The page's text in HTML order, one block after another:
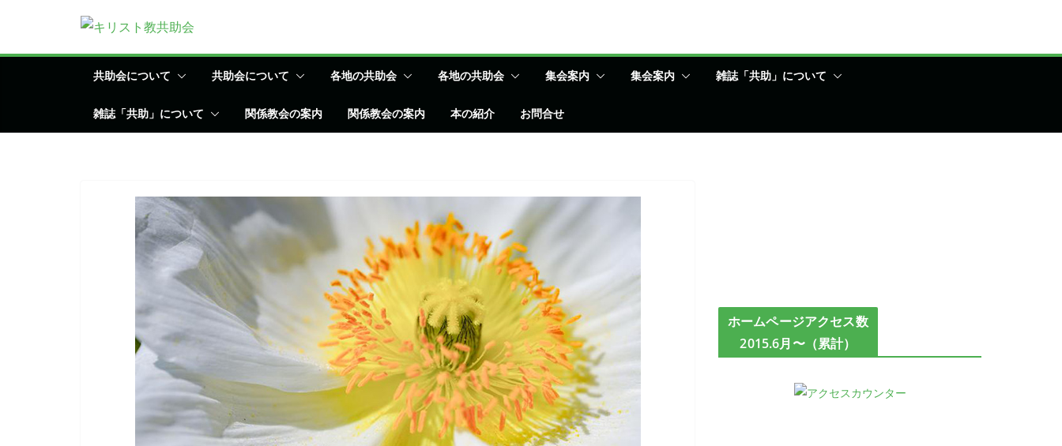
テ
共助会について 共助会について 各地の共助会 各地の共助会 集会案内 集会案内 雑誌「共助」について
雑誌「共助」について 関係教会の案内 関係教会の案内 本の紹介 お問合せ
ホームページアクセス数
2015.6月〜（累計）